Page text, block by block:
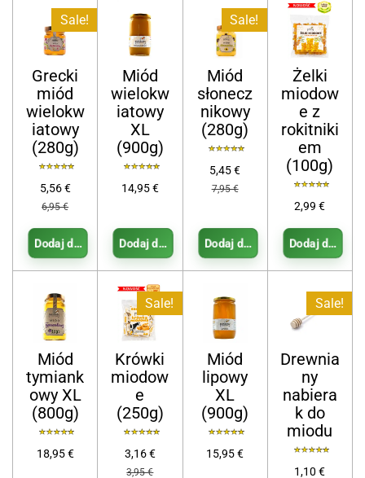
Sale!
Grecki
miód
wielokw
iatowy
(280g)
5,56 €
6,95 €
Dodaj do koszyka
Miód
wielokw
iatowy
XL
(900g)
14,95 €
Dodaj do koszyka
Sale!
Miód
słonecz
nikowy
(280g)
5,45 €
7,95 €
Dodaj do koszyka
Żelki
miodow
e z
rokitniki
em
(100g)
2,99 €
Dodaj do
Miód
tymiank
owy XL
(800g)
18,95 €
Sale!
Krówki
miodow
e
(250g)
3,16 €
3,95 €
Miód
lipowy
XL
(900g)
15,95 €
Sale!
Drewnia
ny
nabiera
k do
miodu
1,10 €